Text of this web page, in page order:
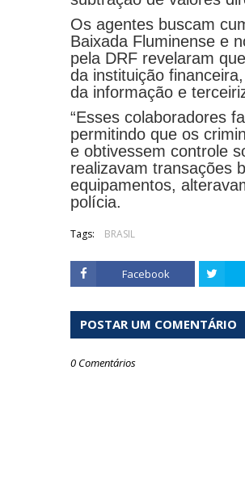
Os agentes buscam
Baixada Fluminense e
pela DRF revelaram
da instituição
da informação e
“Esses colaboradores
permitindo que os
e obtivessem controle
realizavam transações
equipamentos,
polícia.
Tags: BRASIL
Facebook
POSTAR UM COMENTÁRIO
0 Comentários